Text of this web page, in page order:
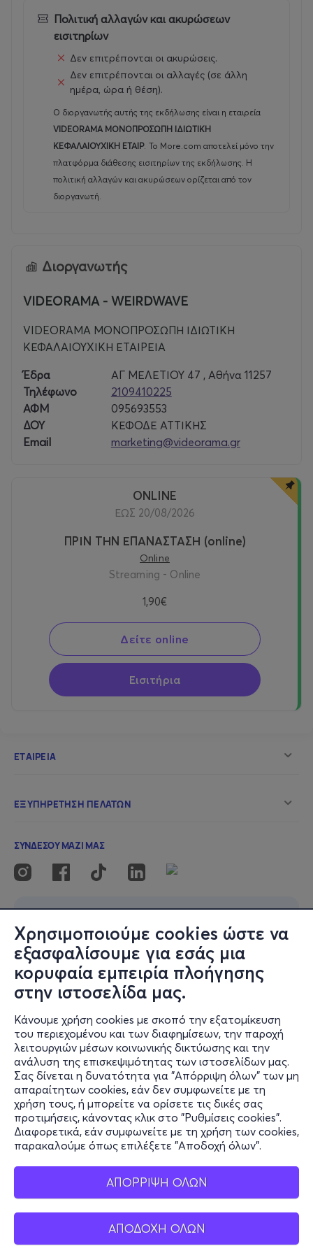
Χρησιμοποιούμε cookies ώστε να
εξασφαλίσουμε για εσάς μια
κορυφαία εμπειρία πλοήγησης
στην ιστοσελίδα μας.
Κάνουμε χρήση cookies με σκοπό την εξατομίκευση
του περιεχομένου και των διαφημίσεων, την παροχή
λειτουργιών μέσων κοινωνικής δικτύωσης και την
ανάλυση της επισκεψιμότητας των ιστοσελίδων μας.
Σας δίνεται η δυνατότητα για "Απόρριψη όλων" των μη
απαραίτητων cookies, εάν δεν συμφωνείτε με τη
χρήση τους, ή μπορείτε να ορίσετε τις δικές σας
προτιμήσεις, κάνοντας κλικ στο "Ρυθμίσεις cookies".
Διαφορετικά, εάν συμφωνείτε με τη χρήση των cookies,
παρακαλούμε όπως επιλέξετε "Αποδοχή όλων".
ΑΠΟΡΡΙΨΗ ΟΛΩΝ
ΑΠΟΔΟΧΗ ΟΛΩΝ
οι υπαρξιακές ανησυχίες του πρωταγωνιστή του, θα
συναντήσει πραγματικά το κοινό της 4 χρόνια μετά την
σπουδαστές του Μάη του ‘68 θα ανακαλύψουν στην
εσωτερική αναστάτωση και στην ιδεολογική σύγχυση
του πρωταγωνιστή μια προφητική ηχώ των δικών τους
ανησυχιών, αφού η ταινία θέτει άμεσα το θέμα της
αλλαγής του κόσμου.
Πολιτική αλλαγών και ακυρώσεων
εισιτηρίων
Δεν επιτρέπονται οι ακυρώσεις.
Δεν επιτρέπονται οι αλλαγές (σε άλλη
ημέρα, ώρα ή θέση).
Ο διοργανωτής αυτής της εκδήλωσης είναι η εταιρεία
VIDEORAMA ΜΟΝΟΠΡΟΣΩΠΗ ΙΔΙΩΤΙΚΗ
ΚΕΦΑΛΑΙΟΥΧΙΚΗ ΕΤΑΙΡ. Το More.com αποτελεί μόνο την
πλατφόρμα διάθεσης εισιτηρίων της εκδήλωσης. Η
πολιτική αλλαγών και ακυρώσεων ορίζεται από τον
διοργανωτή.
Διοργανωτής
VIDEORAMA - WEIRDWAVE
VIDEORAMA ΜΟΝΟΠΡΟΣΩΠΗ ΙΔΙΩΤΙΚΗ
ΚΕΦΑΛΑΙΟΥΧΙΚΗ ΕΤΑΙΡΕΙΑ
Έδρα
ΑΓ ΜΕΛΕΤΙΟΥ 47 , Αθήνα 11257
Τηλέφωνο
2109410225
ΑΦΜ
095693553
ΔΟΥ
ΚΕΦΟΔΕ ΑΤΤΙΚΗΣ
Email
marketing@videorama.gr
ONLINE
ΕΩΣ 20/08/2026
ΠΡΙΝ ΤΗΝ ΕΠΑΝΑΣΤΑΣΗ (online)
Online
Streaming - Online
1,90€
Δείτε online
Εισιτήρια